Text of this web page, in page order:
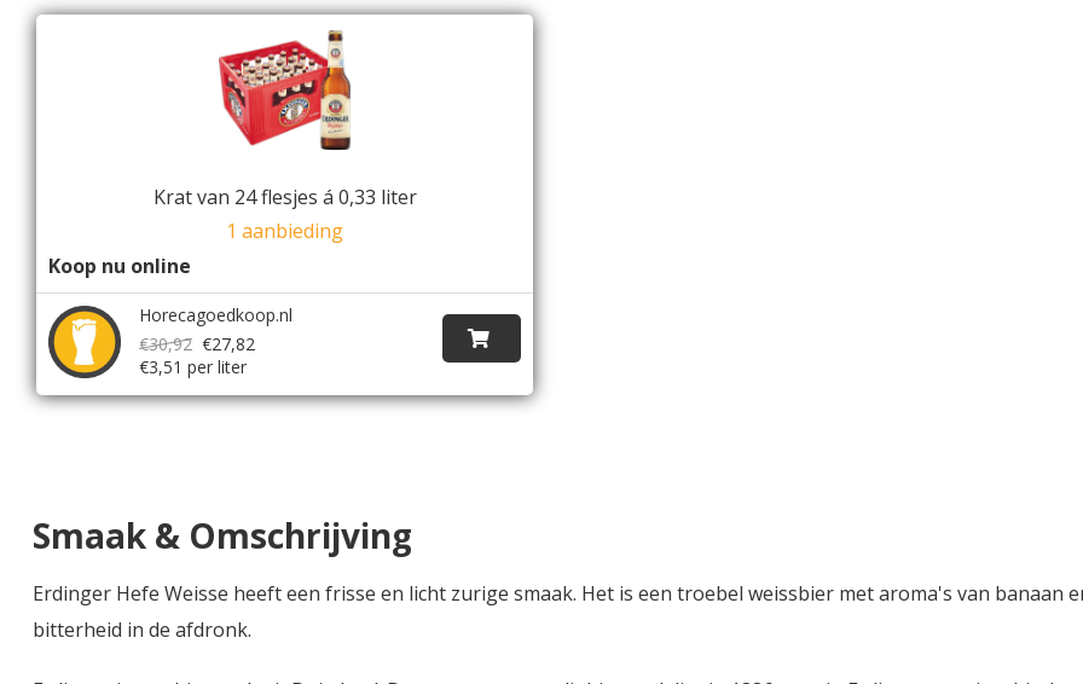
Krat van 24 flesjes á 0,33 liter
1 aanbieding
Koop nu online
Horecagoedkoop.nl
€30,92 €27,82
€3,51 per liter
Smaak & Omschrijving
Erdinger Hefe Weisse heeft een frisse en licht zurige smaak. Het is een troebel weissbier met aroma's van banaan
bitterheid in de afdronk.